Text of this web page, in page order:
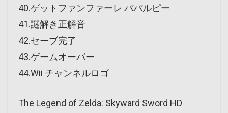
40.ゲットファンファーレ ババルピー
41.謎解き正解音
42.セーブ完了
43.ゲームオーバー
44.Wii チャンネルロゴ
The Legend of Zelda: Skyward Sword HD